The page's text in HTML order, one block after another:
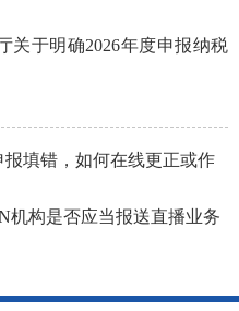
关于明确2026年度申报纳税
填错，如何在线更正或作
机构是否应当报送直播业务